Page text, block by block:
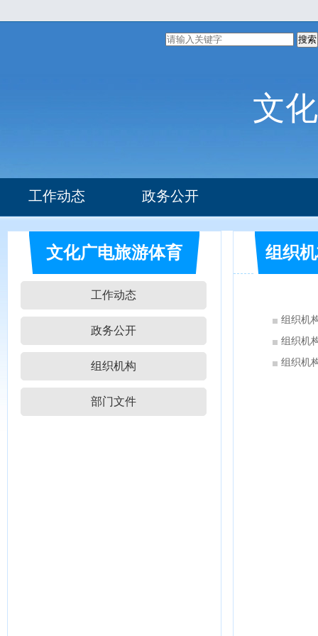
搜索
文
工作动态 政务公开
组织机构 部门文件
文化广电旅游体育
局
工作动态
政务公开
组织机构
部门文件
组织
组织机
组织机
组织机